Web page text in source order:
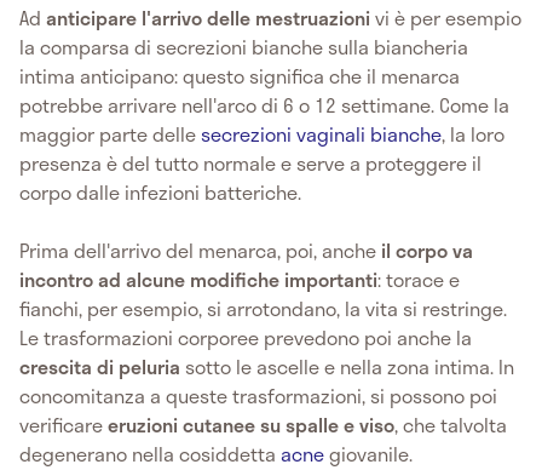
Ad anticipare l'arrivo delle mestruazionivi è per esempio
la comparsa di secrezioni bianche sulla biancheria
intima anticipano: questo significa che il menarca
potrebbe arrivare nell'arco di 6 o 12 settimane. Come la
maggior parte dellesecrezioni vaginali bianche, la loro
presenza è del tutto normale e serve a proteggere il
corpo dalle infezioni batteriche.
Prima dell'arrivo del menarca, poi, anche il corpo va
incontro ad alcune modifiche importanti: torace e
fianchi, per esempio, si arrotondano, la vita si restringe.
Le trasformazioni corporee prevedono poi anche la
crescita di peluria sotto le ascelle e nella zona intima. In
concomitanza a queste trasformazioni, si possono poi
verificareeruzioni cutanee su spalle e viso, che talvolta
degenerano nella cosiddetta acnegiovanile.